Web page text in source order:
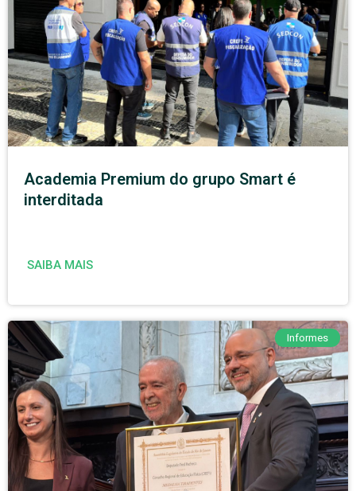
Academia Premium do grupo Smart é
interditada
SAIBA MAIS
Informes